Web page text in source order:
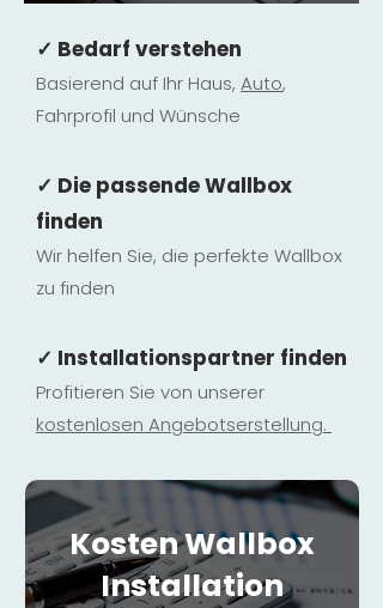
✓ Bedarf verstehen
Basierend auf Ihr Haus, Auto,
Fahrprofil und Wünsche
✓ Die passende Wallbox
finden
Wir helfen Sie, die perfekte Wallbox
zu finden
✓ Installationspartner finden
Profitieren Sie von unserer
kostenlosen Angebotserstellung.
Kosten Wallbox
Installation